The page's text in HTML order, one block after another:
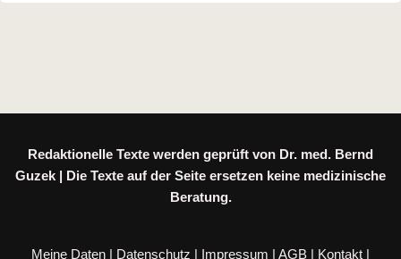
Redaktionelle Texte werden geprüft von Dr. med. Bernd
Guzek | Die Texte auf der Seite ersetzen keine medizinische
Beratung.
Meine Daten | Datenschutz | Impressum | AGB | Kontakt |